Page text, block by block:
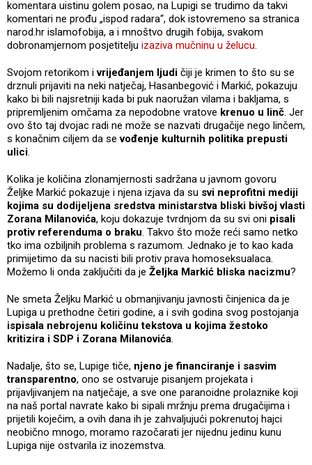
komentara uistinu golem posao, na Lupigi se trudimo da takvi
komentari ne prođu „ispod radara“, dok istovremeno sa stranica
narod.hr islamofobija, a i mnoštvo drugih fobija, svakom
dobronamjernom posjetitelju izaziva mučninu u želucu.
Svojom retorikom ivrijeđanjem ljudi čiji je krimen to što su se
drznuli prijaviti na neki natječaj, Hasanbegović i Markić, pokazuju
kako bi bili najsretniji kada bi puk naoružan vilama i bakljama, s
pripremljenim omčama za nepodobne vratove krenuo u linč. Jer
ovo što taj dvojac radi ne može se nazvati drugačije nego linčem,
s konačnim ciljem da sevođenje kulturnih politika prepusti
ulici.
Kolika je količina zlonamjernosti sadržana u javnom govoru
Željke Markić pokazuje i njena izjava da su svi neprofitni mediji
kojima su dodijeljena sredstva ministarstva bliski bivšoj vlasti
Zorana Milanovića, koju dokazuje tvrdnjom da su svi oni pisali
protiv referenduma o braku. Takvo što može reći samo netko
tko ima ozbiljnih problema s razumom. Jednako je to kao kada
primijetimo da su nacisti bili protiv prava homoseksualaca.
Možemo li onda zaključiti da je Željka Markić bliska nacizmu?
Ne smeta Željku Markić u obmanjivanju javnosti činjenica da je
Lupiga u prethodne četiri godine, a i svih godina svog postojanja
ispisala nebrojenu količinu tekstova u kojima žestoko
kritizira i SDP i Zorana Milanovića.
Nadalje, što se, Lupige tiče, njeno je financiranje i sasvim
transparentno, ono se ostvaruje pisanjem projekata i
prijavljivanjem na natječaje, a sve one paranoidne prolaznike koji
na naš portal navrate kako bi sipali mržnju prema drugačijima i
prijetili koječim, a ovih dana ih je zahvaljujući pokrenutoj hajci
neobično mnogo, moramo razočarati jer nijednu jedinu kunu
Lupiga nije ostvarila iz inozemstva.